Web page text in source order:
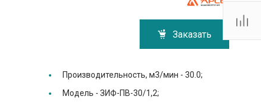
Заказать
Производительность, м3/мин -30.0;
Модель -ЗИФ-ПВ-30/1,2;